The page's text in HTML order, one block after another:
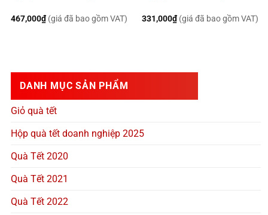
467,000₫ (giá đã bao gồm VAT) 331,000₫ (giá đã bao gồm VAT)
DANH MỤC SẢN PHẨM
Giỏ quà tết
Hộp quà tết doanh nghiệp 2025
Quà Tết 2020
Quà Tết 2021
Quà Tết 2022